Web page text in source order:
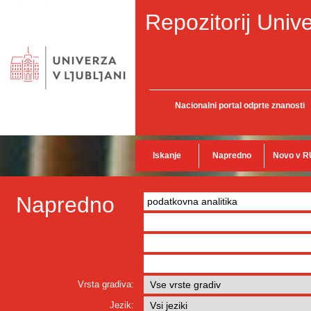
Repozitorij
Nacionalni portal odprte znanosti
Iskanje Napredno Novo v
Napredno
Vrsta gradiva:
Jezik: